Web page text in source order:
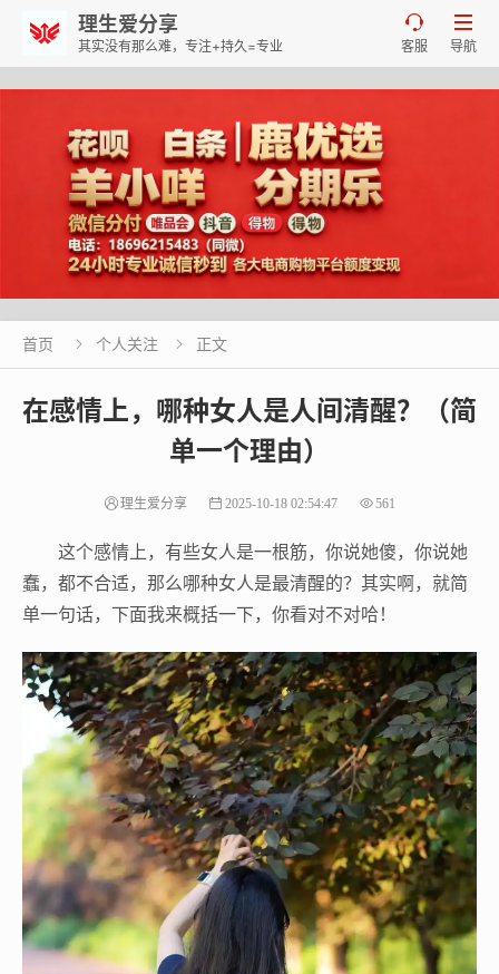
理生爱分享
其实没有那么难，专注+持久=专业

导航

客服
首页  个人关注  正文
在感情上，哪种女人是人间清醒？（简
单一个理由）
理生爱分享 2025-10-18 02:54:47 561
这个感情上，有些女人是一根筋，你说她傻，你说她
蠢，都不合适，那么哪种女人是最清醒的？其实啊，就简
单一句话，下面我来概括一下，你看对不对哈！